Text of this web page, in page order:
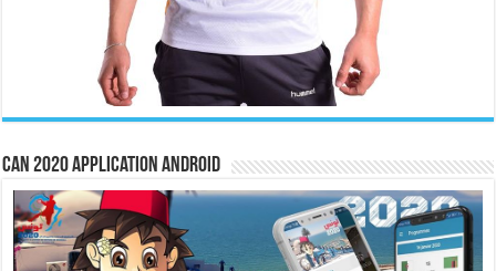
CAN 2020 Application Android